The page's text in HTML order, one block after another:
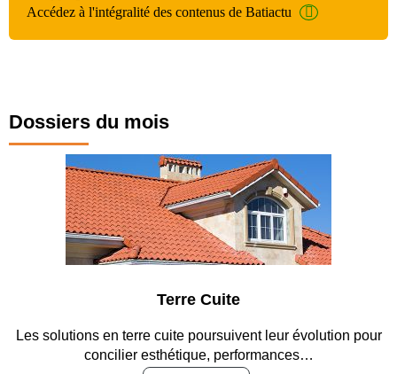
Accédez à l'intégralité des contenus de Batiactu
Dossiers du mois
Terre Cuite
Les solutions en terre cuite poursuivent leur évolution pour
concilier esthétique, performances…